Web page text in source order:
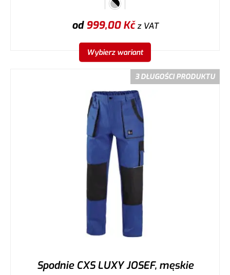
od999,00Kčz VAT
Wybierz wariant
3 DŁUGOŚCI PRODUKTU
Spodnie CXS LUXY JOSEF, męskie